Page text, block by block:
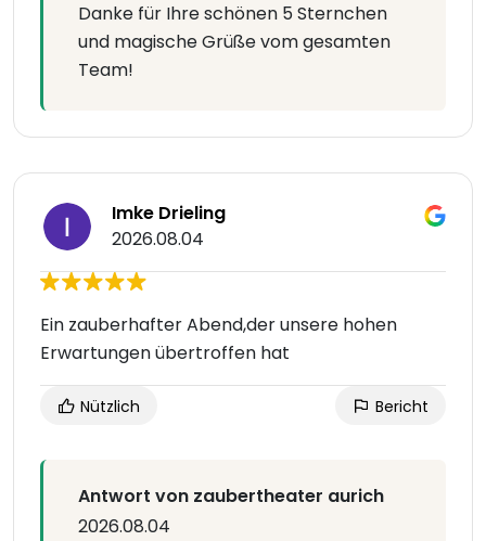
Danke für Ihre schönen 5 Sternchen
und magische Grüße vom gesamten
Team!
Imke Drieling
2026.08.04
Ein zauberhafter Abend,der unsere hohen
Erwartungen übertroffen hat
Nützlich Bericht
Antwort von zaubertheater aurich
2026.08.04